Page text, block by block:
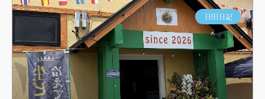
日田日記